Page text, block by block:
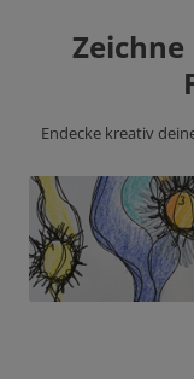
Zeichne
Endecke kreativ